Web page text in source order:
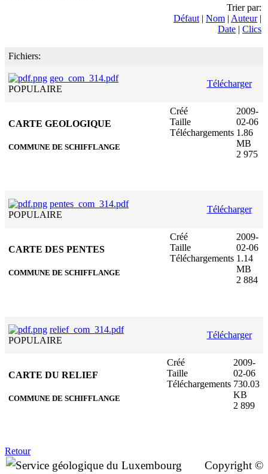
Trier par:
Défaut | Nom | Auteur|
Date | Clics
Fichiers:
geo_com_314.pdf
POPULAIRE
Télécharger
CARTE GEOLOGIQUE
COMMUNE DE SCHIFFLANGE
Créé
Taille
Téléchargements
2009-
02-06
1.86
MB
2 975
pentes_com_314.pdf
POPULAIRE
Télécharger
CARTE DES PENTES
COMMUNE DE SCHIFFLANGE
Créé
Taille
Téléchargements
2009-
02-06
1.14
MB
2 884
relief_com_314.pdf
POPULAIRE
Télécharger
CARTE DU RELIEF
COMMUNE DE SCHIFFLANGE
Créé
Taille
Téléchargements
2009-
02-06
730.03
KB
2 899
Retour
Copyright ©